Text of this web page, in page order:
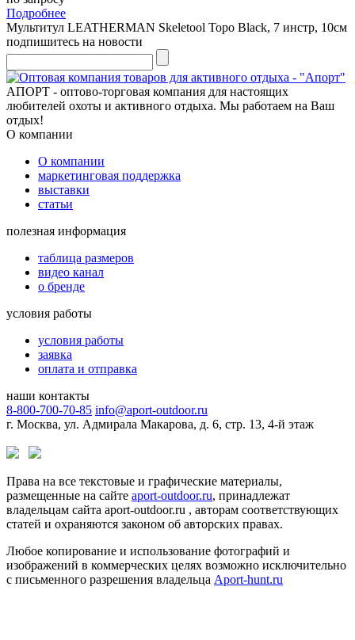
Подробнее
Мультитул LEATHERMAN Skeletool Topo Black, 7 инстр, 10см
подпишитесь на новости
АПОРТ - оптово-торговая компания для настоящих
любителей охоты и активного отдыха. Мы работаем на Ваш
отдых!
О компании
О компании
маркетинговая поддержка
выставки
статьи
полезная информация
таблица размеров
видео канал
о бренде
условия работы
условия работы
заявка
оплата и отправка
наши контакты
8-800-700-70-85 info@aport-outdoor.ru
г. Москва, ул. Адмирала Макарова, д. 6, стр. 13, 4-й этаж
Права на все текстовые и графические материалы,
размещенные на сайте aport-outdoor.ru, принадлежат
владельцам сайта aport-outdoor.ru , авторам соответствующих
статей и охраняются законом об авторских правах.
Любое копирование и использование фотографий и
изображений в коммерческих целях возможно исключительно
с письменного разрешения владельца Aport-hunt.ru